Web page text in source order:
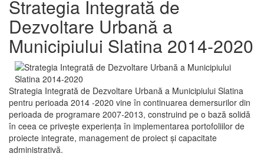
Strategia Integrată de
Dezvoltare Urbană a
Municipiului Slatina 2014-2020
Strategia Integrată de Dezvoltare Urbană a Municipiului Slatina
pentru perioada 2014 -2020 vine în continuarea demersurilor din
perioada de programare 2007-2013, construind pe o bază solidă
în ceea ce priveşte experienţa în implementarea portofoliilor de
proiecte integrate, management de proiect și capacitate
administrativă.